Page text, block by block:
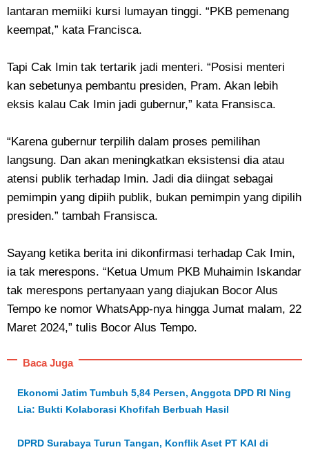
lantaran memiiki kursi lumayan tinggi. “PKB pemenang
keempat,” kata Francisca.
Tapi Cak Imin tak tertarik jadi menteri. “Posisi menteri
kan sebetunya pembantu presiden, Pram. Akan lebih
eksis kalau Cak Imin jadi gubernur,” kata Fransisca.
“Karena gubernur terpilih dalam proses pemilihan
langsung. Dan akan meningkatkan eksistensi dia atau
atensi publik terhadap Imin. Jadi dia diingat sebagai
pemimpin yang dipiih publik, bukan pemimpin yang dipilih
presiden.” tambah Fransisca.
Sayang ketika berita ini dikonfirmasi terhadap Cak Imin,
ia tak merespons. “Ketua Umum PKB Muhaimin Iskandar
tak merespons pertanyaan yang diajukan Bocor Alus
Tempo ke nomor WhatsApp-nya hingga Jumat malam, 22
Maret 2024,” tulis Bocor Alus Tempo.
Baca Juga
Ekonomi Jatim Tumbuh 5,84 Persen, Anggota DPD RI Ning
Lia: Bukti Kolaborasi Khofifah Berbuah Hasil
DPRD Surabaya Turun Tangan, Konflik Aset PT KAI di